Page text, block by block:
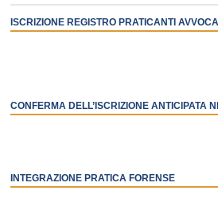
ISCRIZIONE REGISTRO PRATICANTI
CONFERMA DELL’ISCRIZIONE ANTICIPATA
INTEGRAZIONE PRATICA FORENSE